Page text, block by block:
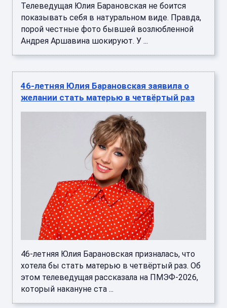
Телеведущая Юлия Барановская не боится
показывать себя в натуральном виде. Правда,
порой честные фото бывшей возлюбленной
Андрея Аршавина шокируют. У ...
46-летняя Юлия Барановская заявила о
желании стать матерью в четвёртый раз
46-летняя Юлия Барановская призналась, что
хотела бы стать матерью в четвёртый раз. Об
этом телеведущая рассказала на ПМЭФ-2026,
который накануне ста ...